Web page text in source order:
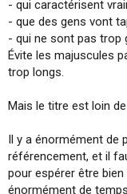
- qui caractérisent
- que des gens vont
- qui ne sont pas trop
Évite les majuscules
trop longs.
Mais le titre est loin de
Il y a énormément de
référencement, et il
pour espérer être
énormément de